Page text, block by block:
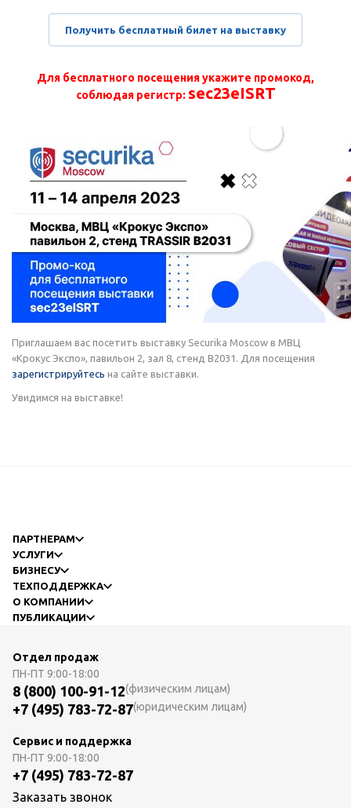
Получить бесплатный билет на выставку
Для бесплатного посещения укажите промокод,
соблюдая регистр: sec23eISRT
Приглашаем вас посетить выставку Securika Moscow в МВЦ
«Крокус Экспо», павильон 2, зал 8, стенд В2031. Для посещения
зарегистрируйтесь на сайте выставки.
Увидимся на выставке!
ПАРТНЕРАМ
УСЛУГИ
БИЗНЕСУ
ТЕХПОДДЕРЖКА
О КОМПАНИИ
ПУБЛИКАЦИИ
Отдел продаж
ПН-ПТ 9:00-18:00
8 (800) 100-91-12(физическим лицам)
+7 (495) 783-72-87(юридическим лицам)
Сервис и поддержка
ПН-ПТ 9:00-18:00
+7 (495) 783-72-87
Заказать звонок